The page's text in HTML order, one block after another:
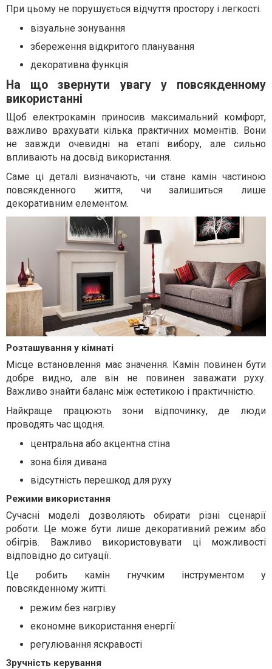
При цьому не порушується відчуття простору і легкості.
візуальне зонування
збереження відкритого планування
декоративна функція
На що звернути увагу у повсякденному
використанні
Щоб електрокамін приносив максимальний комфорт,
важливо врахувати кілька практичних моментів. Вони
не завжди очевидні на етапі вибору, але сильно
впливають на досвід використання.
Саме ці деталі визначають, чи стане камін частиною
повсякденного життя, чи залишиться лише
декоративним елементом.
Розташування у кімнаті
Місце встановлення має значення. Камін повинен бути
добре видно, але він не повинен заважати руху.
Важливо знайти баланс між естетикою і практичністю.
Найкраще працюють зони відпочинку, де люди
проводять час щодня.
центральна або акцентна стіна
зона біля дивана
відсутність перешкод для руху
Режими використання
Сучасні моделі дозволяють обирати різні сценарії
роботи. Це може бути лише декоративний режим або
обігрів. Важливо використовувати ці можливості
відповідно до ситуації.
Це робить камін гнучким інструментом у
повсякденному житті.
режим без нагріву
економне використання енергії
регулювання яскравості
Зручність керування